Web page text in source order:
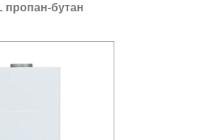
пропан-бутан